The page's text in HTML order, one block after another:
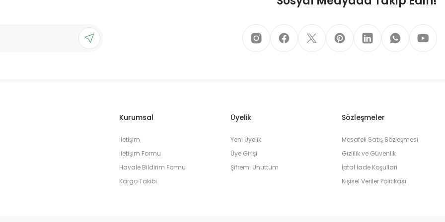
Kurumsal
İletişim
İletişim Formu
Havale Bildirim Formu
Kargo Takibi
Üyelik
Yeni Üyelik
Üye Girişi
Şifremi Unuttum
Sözleşmeler
Mesafeli Satış Sözleşmesi
Gizlilik ve Güvenlik
İptal İade Koşullari
Kişisel Veriler Politikası